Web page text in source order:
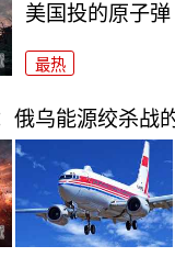
美国投的原子弹
最热
俄乌能源绞杀战